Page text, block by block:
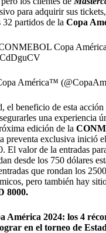
para adquirir sus
32 partidos de la Copa
Copa
América™️
el beneficio de esta acción
una experiencia
edición de la
preventa exclusiva inició
El valor de la entradas
desde los 750 dólares
que rondan los
pero también hay
8000.
América 2024: los 4
en el torneo de